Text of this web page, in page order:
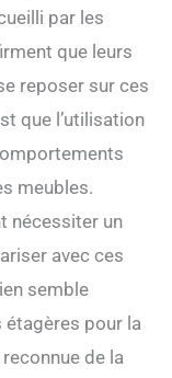
par les
que leurs
reposer sur ces
que l’utilisation
meubles.
nécessiter un
avec ces
semble
étagères pour la
de la